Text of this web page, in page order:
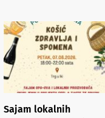
Sajam lokalnih